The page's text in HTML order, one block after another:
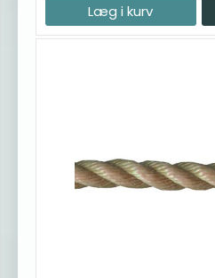
Læg i kurv